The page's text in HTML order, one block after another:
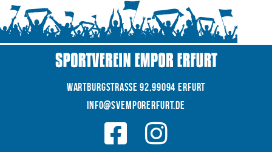
WARTBURGSTRAße 92,99094 Erfurt
INFO@SVEMPORERFURT.de